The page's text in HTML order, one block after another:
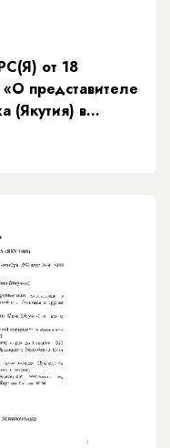
от 18
представителе
(Якутия) в